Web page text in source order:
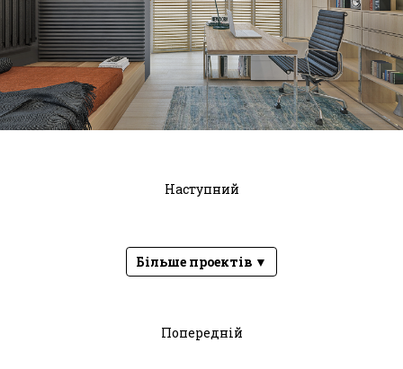
Попередній
Більше проектів ▼
Наступний